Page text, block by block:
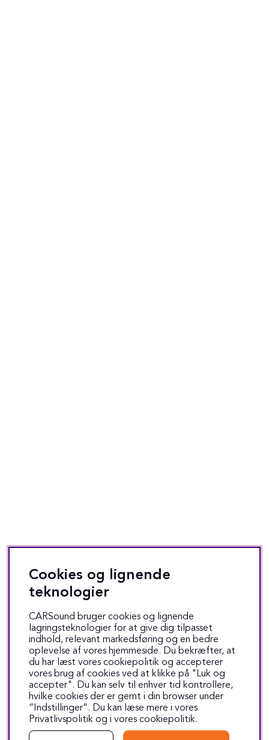
Cookies og lignende
teknologier
CARSound bruger cookies og lignende
lagringsteknologier for at give dig tilpasset
indhold, relevant markedsføring og en bedre
oplevelse af vores hjemmeside. Du bekræfter, at
du har læst vores cookiepolitik og accepterer
vores brug af cookies ved at klikke på "Luk og
accepter". Du kan selv til enhver tid kontrollere,
hvilke cookies der er gemt i din browser under
”Indstillinger”. Du kan læse mere i vores
Privatlivspolitik og i vores cookiepolitik.